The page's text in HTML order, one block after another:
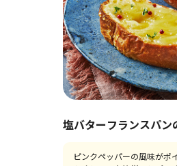
塩バターフランスパン
ピンクペッパーの風味がポ